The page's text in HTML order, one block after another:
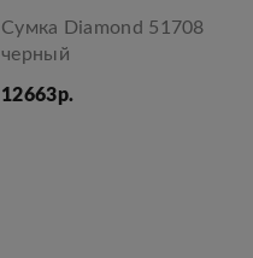
Сумка Diamond 51708
черный
12663р.